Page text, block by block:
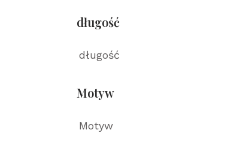
długość
długość
Motyw
Motyw